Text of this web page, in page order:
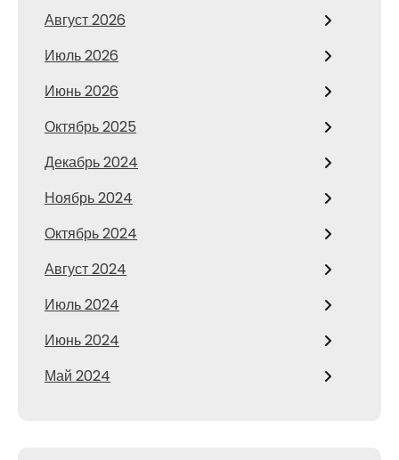
Август 2026
Июль 2026
Июнь 2026
Октябрь 2025
Декабрь 2024
Ноябрь 2024
Октябрь 2024
Август 2024
Июль 2024
Июнь 2024
Май 2024